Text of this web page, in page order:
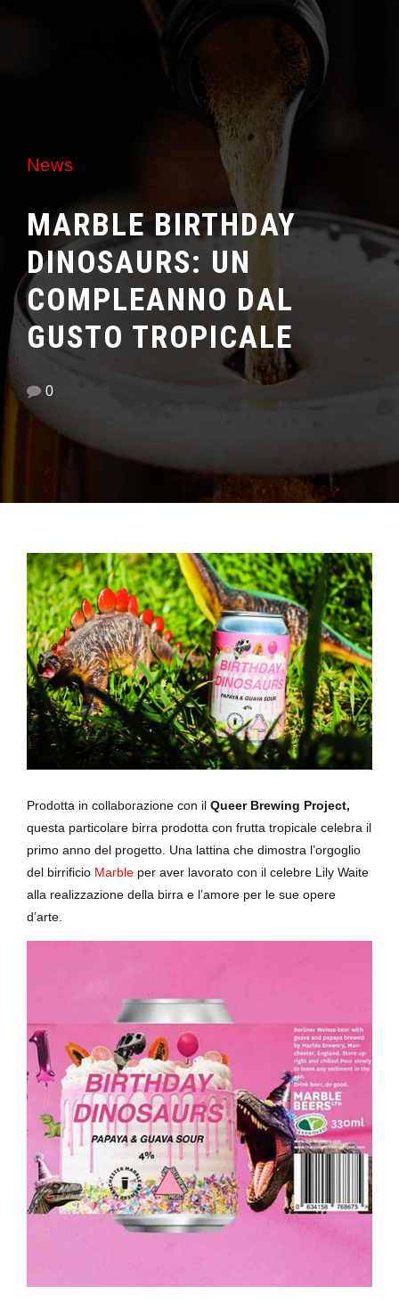
News
MARBLE BIRTHDAY
DINOSAURS: UN
COMPLEANNO DAL
GUSTO TROPICALE
0
Prodotta in collaborazione con il Queer Brewing Project,
questa particolare birra prodotta con frutta tropicale celebra il
primo anno del progetto. Una lattina che dimostra l’orgoglio
del birrificio Marble per aver lavorato con il celebre Lily Waite
alla realizzazione della birra e l’amore per le sue opere
d’arte.